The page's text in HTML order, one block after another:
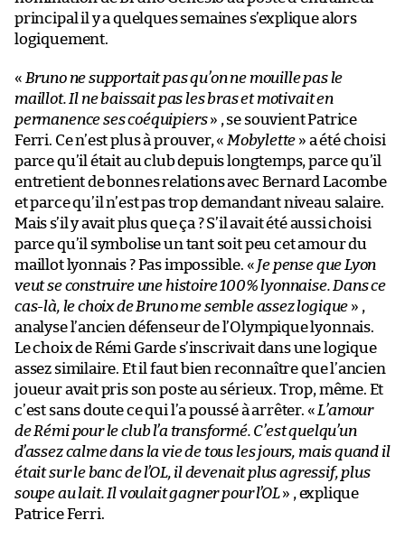
principal il y a quelques semaines s’explique alors
logiquement.
« Bruno ne supportait pas qu’on ne mouille pas le
maillot. Il ne baissait pas les bras et motivait en
permanence ses coéquipiers» , se souvient Patrice
Ferri. Ce n’est plus à prouver, « Mobylette » a été choisi
parce qu’il était au club depuis longtemps, parce qu’il
entretient de bonnes relations avec Bernard Lacombe
et parce qu’il n’est pas trop demandant niveau salaire.
Mais s’il y avait plus que ça ? S’il avait été aussi choisi
parce qu’il symbolise un tant soit peu cet amour du
maillot lyonnais ? Pas impossible. « Je pense que Lyon
veut se construire une histoire 100% lyonnaise. Dans ce
cas-là, le choix de Bruno me semble assez logique » ,
analyse l’ancien défenseur de l’Olympique lyonnais.
Le choix de Rémi Garde s’inscrivait dans une logique
assez similaire. Et il faut bien reconnaître que l’ancien
joueur avait pris son poste au sérieux. Trop, même. Et
c’est sans doute ce qui l’a poussé à arrêter. « L’amour
de Rémi pour le club l’a transformé. C’est quelqu’un
d’assez calme dans la vie de tous les jours, mais quand il
était sur le banc de l’OL, il devenait plus agressif, plus
soupe au lait. Il voulait gagner pour l’OL» , explique
Patrice Ferri.